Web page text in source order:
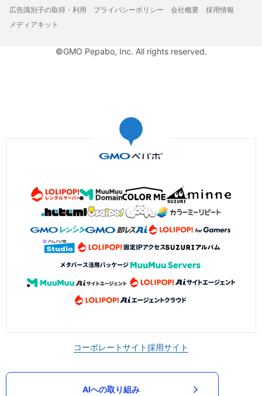
広告識別子の取得・利用
プライバシーポリシー 会社概要
採用情報
メディアキット
©GMO Pepabo, Inc. All rights reserved.
コーポレートサイト採用サイト
AIへの取り組み